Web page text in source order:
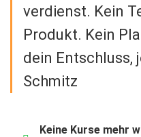
verdienst. Kein
Produkt. Kein
dein Entschluss,
Schmitz
Keine Kurse mehr